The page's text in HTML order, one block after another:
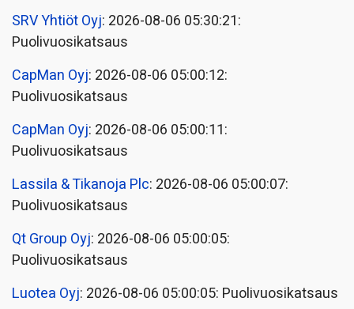
SRV Yhtiöt Oyj: 2026-08-06 05:30:21:
Puolivuosikatsaus
CapMan Oyj: 2026-08-06 05:00:12:
Puolivuosikatsaus
CapMan Oyj: 2026-08-06 05:00:11:
Puolivuosikatsaus
Lassila & Tikanoja Plc: 2026-08-06 05:00:07:
Puolivuosikatsaus
Qt Group Oyj: 2026-08-06 05:00:05:
Puolivuosikatsaus
Luotea Oyj: 2026-08-06 05:00:05: Puolivuosikatsaus